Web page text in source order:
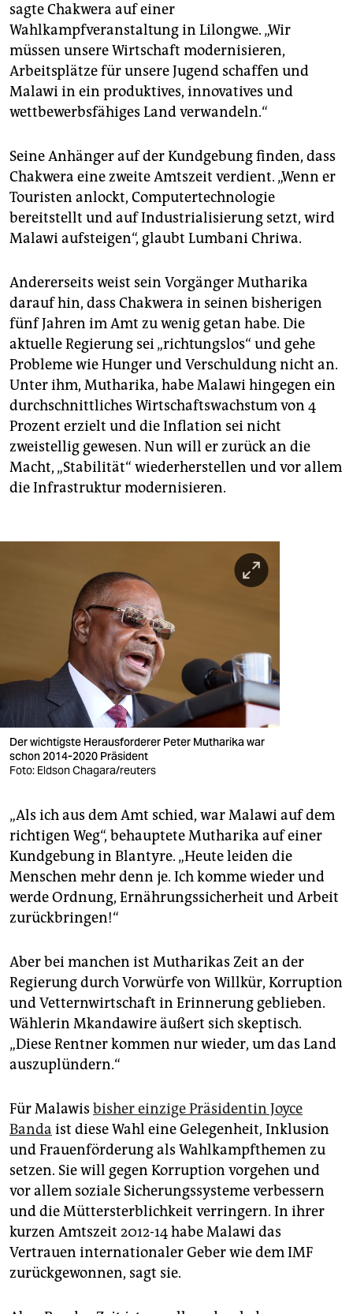
sagte Chakwera auf einer
Wahlkampfveranstaltung in Lilongwe. „Wir
müssen unsere Wirtschaft modernisieren,
Arbeitsplätze für unsere Jugend schaffen und
Malawi in ein produktives, innovatives und
wettbewerbsfähiges Land verwandeln.“
Seine Anhänger auf der Kundgebung finden, dass
Chakwera eine zweite Amtszeit verdient. „Wenn er
Touristen anlockt, Computertechnologie
bereitstellt und auf Industrialisierung setzt, wird
Malawi aufsteigen“, glaubt Lumbani Chriwa.
Andererseits weist sein Vorgänger Mutharika
darauf hin, dass Chakwera in seinen bisherigen
fünf Jahren im Amt zu wenig getan habe. Die
aktuelle Regierung sei „richtungslos“ und gehe
Probleme wie Hunger und Verschuldung nicht an.
Unter ihm, Mutharika, habe Malawi hingegen ein
durchschnittliches Wirtschaftswachstum von 4
Prozent erzielt und die Inflation sei nicht
zweistellig gewesen. Nun will er zurück an die
Macht, „Stabilität“ wiederherstellen und vor allem
die Infrastruktur modernisieren.
Der wichtigste Herausforderer Peter Mutharika war
schon 2014-2020 Präsident
Foto: Eldson Chagara/reuters
„Als ich aus dem Amt schied, war Malawi auf dem
richtigen Weg“, behauptete Mutharika auf einer
Kundgebung in Blantyre. „Heute leiden die
Menschen mehr denn je. Ich komme wieder und
werde Ordnung, Ernährungssicherheit und Arbeit
zurückbringen!“
Aber bei manchen ist Mutharikas Zeit an der
Regierung durch Vorwürfe von Willkür, Korruption
und Vetternwirtschaft in Erinnerung geblieben.
Wählerin Mkandawire äußert sich skeptisch.
„Diese Rentner kommen nur wieder, um das Land
auszuplündern.“
Für Malawis bisher einzige Präsidentin Joyce
Banda ist diese Wahl eine Gelegenheit, Inklusion
und Frauenförderung als Wahlkampfthemen zu
setzen. Sie will gegen Korruption vorgehen und
vor allem soziale Sicherungssysteme verbessern
und die Müttersterblichkeit verringern. In ihrer
kurzen Amtszeit 2012-14 habe Malawi das
Vertrauen internationaler Geber wie dem IMF
zurückgewonnen, sagt sie.